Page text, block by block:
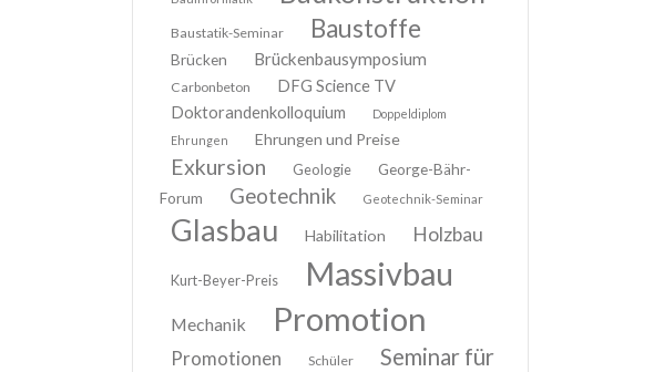
Baustatik-Seminar Baustoffe
Brücken Brückenbausymposium
Carbonbeton
DFG Science TV
Doktorandenkolloquium
Doppeldiplom
Ehrungen
Ehrungen und Preise
Exkursion Geologie
George-Bähr-
Forum
Geotechnik Geotechnik-Seminar
Glasbau Habilitation Holzbau
Kurt-Beyer-Preis Massivbau
Mechanik Promotion
Promotionen Schüler
Seminar für